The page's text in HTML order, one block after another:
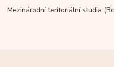
Mezinárodní teritoriální studia